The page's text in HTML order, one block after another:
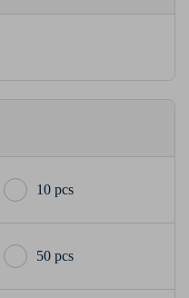
10 pcs
50 pcs